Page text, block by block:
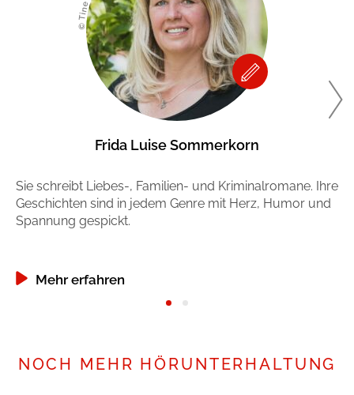
Frida Luise Sommerkorn
Sie schreibt Liebes-, Familien- und Kriminalromane. Ihre
Geschichten sind in jedem Genre mit Herz, Humor und
Spannung gespickt.
Mehr erfahren
NOCH MEHR HÖRUNTERHALTUNG